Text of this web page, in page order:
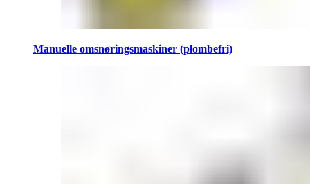
Manuelle omsnøringsmaskiner (plombefri)